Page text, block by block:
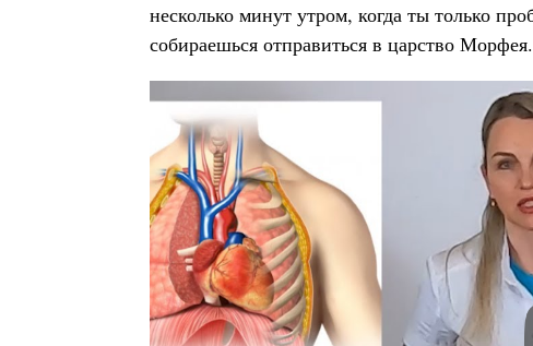
несколько минут утром, когда ты только
собираешься отправиться в царство Морфея.